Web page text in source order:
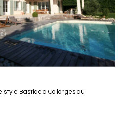
style Bastide à Collonges au